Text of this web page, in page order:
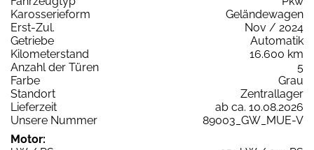
Karosserieform
Geländewagen
Erst-Zul.
Nov / 2024
Getriebe
Automatik
Kilometerstand
16.600 km
Anzahl der Türen
5
Farbe
Grau
Standort
Zentrallager
Lieferzeit
ab ca. 10.08.2026
Unsere Nummer
89003_GW_MUE-V
Motor: